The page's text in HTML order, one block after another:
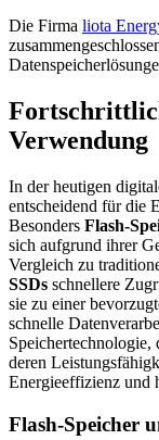
Die Firma liota
Verwendung
In der heutigen
entscheidend für die
Besonders Flash-
sich aufgrund ihrer
Vergleich zu
SSDs schnellere
sie zu einer
schnelle
deren
Energieeffizienz und
Flash-Speicher